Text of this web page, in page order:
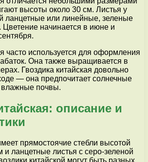
высоты около 30 см. Листья у
ланцетные или линейные, зеленые
Цветение начинается в июне и
часто используется для оформления
Она также выращивается в
Гвоздика китайская довольно
— она предпочитает солнечные
влажные почвы.
описание и
прямостоячие стебли высотой
ланцетные листья с серо-зеленой
китайской могут быть разных